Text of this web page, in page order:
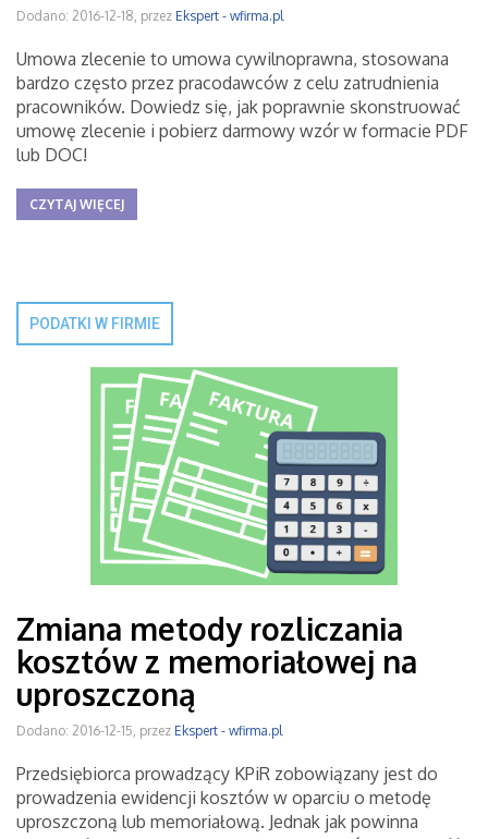
Dodano: 2016-12-18, przez Ekspert - wfirma.pl
Umowa zlecenie to umowa cywilnoprawna, stosowana
bardzo często przez pracodawców z celu zatrudnienia
pracowników. Dowiedz się, jak poprawnie skonstruować
umowę zlecenie i pobierz darmowy wzór w formacie PDF
lub DOC!
CZYTAJ WIĘCEJ
PODATKI W FIRMIE
Zmiana metody rozliczania
kosztów z memoriałowej na
uproszczoną
Dodano: 2016-12-15, przez Ekspert - wfirma.pl
Przedsiębiorca prowadzący KPiR zobowiązany jest do
prowadzenia ewidencji kosztów w oparciu o metodę
uproszczoną lub memoriałową. Jednak jak powinna